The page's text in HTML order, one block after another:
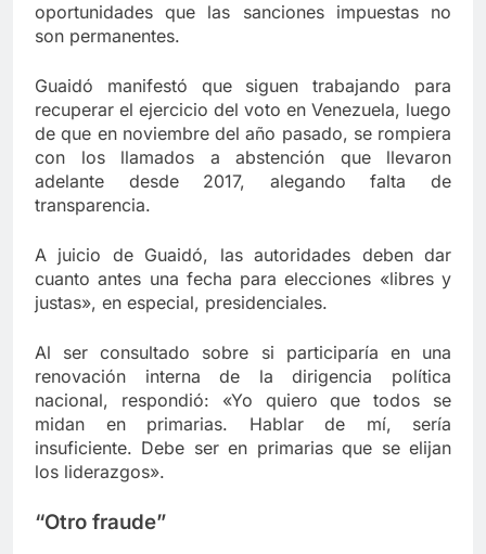
oportunidades que las sanciones impuestas no
son permanentes.
Guaidó manifestó que siguen trabajando para
recuperar el ejercicio del voto en Venezuela, luego
de que en noviembre del año pasado, se rompiera
con los llamados a abstención que llevaron
adelante desde 2017, alegando falta de
transparencia.
A juicio de Guaidó, las autoridades deben dar
cuanto antes una fecha para elecciones «libres y
justas», en especial, presidenciales.
Al ser consultado sobre si participaría en una
renovación interna de la dirigencia política
nacional, respondió: «Yo quiero que todos se
midan en primarias. Hablar de mí, sería
insuficiente. Debe ser en primarias que se elijan
los liderazgos».
“Otro fraude”